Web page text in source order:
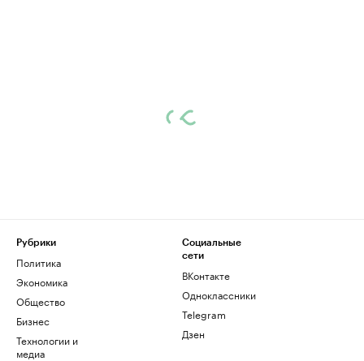
Рубрики
Политика
Экономика
Общество
Бизнес
Технологии и
медиа
Социальные
сети
ВКонтакте
Одноклассники
Telegram
Дзен